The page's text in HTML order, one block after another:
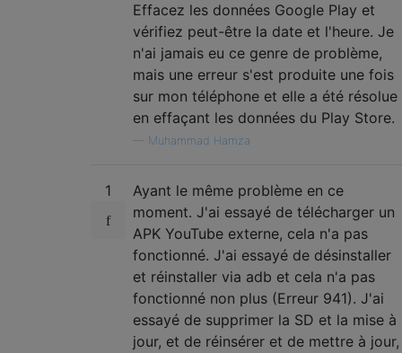
Effacez les données Google Play et
vérifiez peut-être la date et l'heure. Je
n'ai jamais eu ce genre de problème,
mais une erreur s'est produite une fois
sur mon téléphone et elle a été résolue
en effaçant les données du Play Store.
Muhammad Hamza
1
Ayant le même problème en ce
moment. J'ai essayé de télécharger un
APK YouTube externe, cela n'a pas
fonctionné. J'ai essayé de désinstaller
et réinstaller via adb et cela n'a pas
fonctionné non plus (Erreur 941). J'ai
essayé de supprimer la SD et la mise à
jour, et de réinsérer et de mettre à jour,